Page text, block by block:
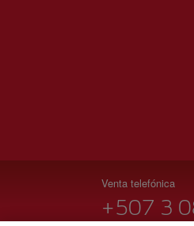
Venta telefónica
+507 3